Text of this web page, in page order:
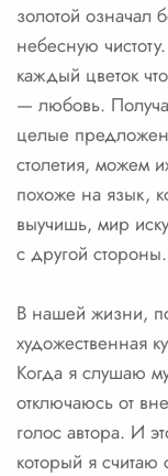
золотой означал
небесную
каждый цветок
— любовь.
целые
столетия, можем
похоже на язык,
выучишь, мир
с другой стороны.
В нашей жизни,
художественная
Когда я слушаю
отключаюсь от
голос автора. И
который я